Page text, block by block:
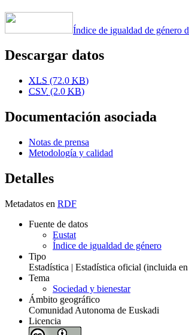
Índice de igualdad de género
Descargar datos
XLS (72.0 KB)
CSV (2.0 KB)
Documentación asociada
Notas de prensa
Metodología y calidad
Detalles
Metadatos en RDF
Fuente de datos
Eustat
Índice de igualdad de género
Tipo
Estadística | Estadística oficial (incluida
Tema
Sociedad y bienestar
Ámbito geográfico
Comunidad Autonoma de Euskadi
Licencia